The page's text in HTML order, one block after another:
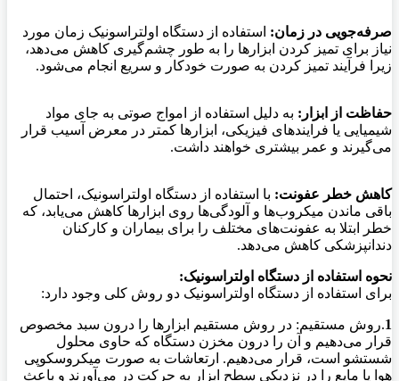
صرفه‌جویی در زمان: استفاده از دستگاه اولتراسونیک زمان مورد
نیاز برای تمیز کردن ابزارها را به طور چشم‌گیری کاهش می‌دهد،
زیرا فرآیند تمیز کردن به صورت خودکار و سریع انجام می‌شود.
حفاظت از ابزار: به دلیل استفاده از امواج صوتی به جای مواد
شیمیایی یا فرایندهای فیزیکی، ابزارها کمتر در معرض آسیب قرار
می‌گیرند و عمر بیشتری خواهند داشت.
کاهش خطر عفونت: با استفاده از دستگاه اولتراسونیک، احتمال
باقی ماندن میکروب‌ها و آلودگی‌ها روی ابزارها کاهش می‌یابد، که
خطر ابتلا به عفونت‌های مختلف را برای بیماران و کارکنان
دندانپزشکی کاهش می‌دهد.
نحوه استفاده از دستگاه اولتراسونیک:
برای استفاده از دستگاه اولتراسونیک دو روش کلی وجود دارد:
1.روش مستقیم: در روش مستقیم ابزارها را درون سبد مخصوص
قرار می‌دهیم و آن را درون مخزن دستگاه که حاوی محلول
شستشو است، قرار می‌دهیم. ارتعاشات به صورت میکروسکوپی
هوا یا مایع را در نزدیکی سطح ابزار به حرکت در می‌آورند و باعث